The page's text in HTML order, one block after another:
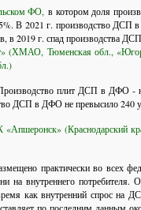
ФО, в котором доля
В 2021 г. производство ДСП
в 2019 г. спад производства
(ХМАО, Тюменская обл.,
плит ДСП в ДФО -
ДСП в ДФО не превысило 240
(Краснодарский
практически во всех
на внутреннего потребителя.
как внутренний спрос на